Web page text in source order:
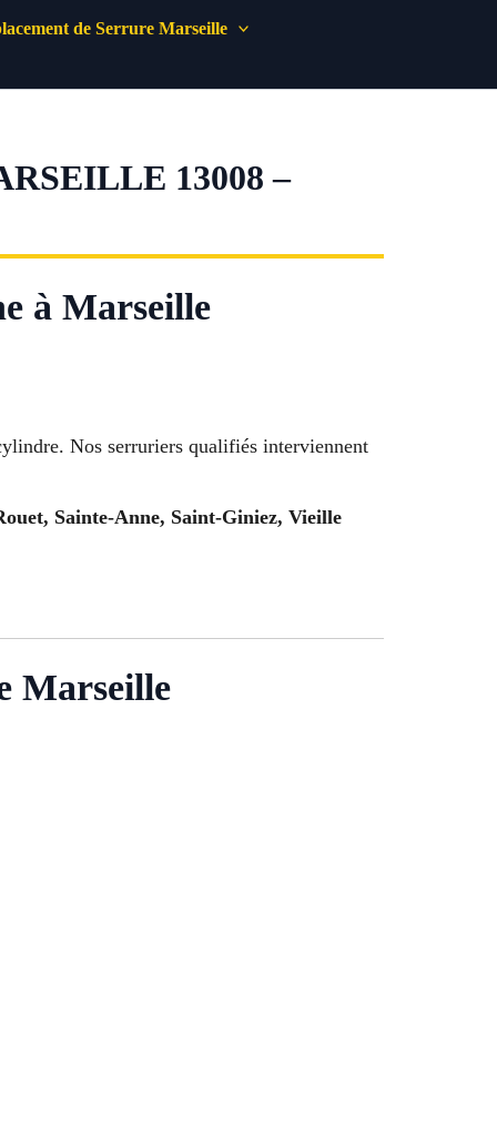
de Serrure Marseille
13008 –
à Marseille
Nos serruriers qualifiés interviennent
Sainte-Anne, Saint-Giniez, Vieille
Marseille